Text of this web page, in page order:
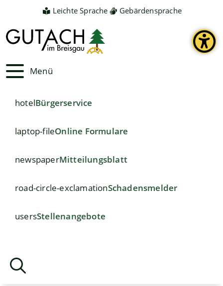
Leichte Sprache Gebärdensprache
Menü
hotelBürgerservice
laptop-fileOnline Formulare
newspaperMitteilungsblatt
road-circle-exclamationSchadensmelder
usersStellenangebote